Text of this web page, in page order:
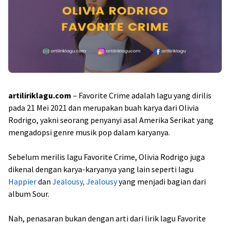
artiliriklagu.com – Favorite Crime adalah lagu yang dirilis
pada 21 Mei 2021 dan merupakan buah karya dari Olivia
Rodrigo, yakni seorang penyanyi asal Amerika Serikat yang
mengadopsi genre musik pop dalam karyanya.
Sebelum merilis lagu Favorite Crime, Olivia Rodrigo juga
dikenal dengan karya-karyanya yang lain seperti lagu
Happierdan Jealousy, Jealousyyang menjadi bagian dari
album Sour.
Nah, penasaran bukan dengan arti dari lirik lagu Favorite